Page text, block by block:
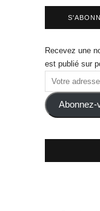
Recevez une
est publié sur
Abonnez-